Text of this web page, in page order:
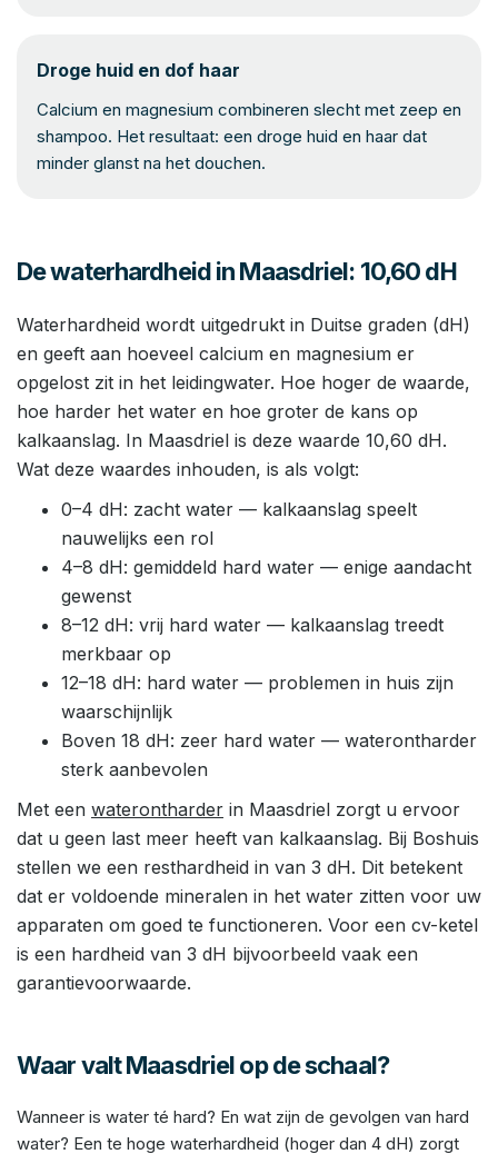
Droge huid en dof haar
Calcium en magnesium combineren slecht met zeep en
shampoo. Het resultaat: een droge huid en haar dat
minder glanst na het douchen.
De waterhardheid in Maasdriel: 10,60 dH
Waterhardheid wordt uitgedrukt in Duitse graden (dH)
en geeft aan hoeveel calcium en magnesium er
opgelost zit in het leidingwater. Hoe hoger de waarde,
hoe harder het water en hoe groter de kans op
kalkaanslag. In Maasdriel is deze waarde 10,60 dH.
Wat deze waardes inhouden, is als volgt:
0–4 dH: zacht water — kalkaanslag speelt
nauwelijks een rol
4–8 dH: gemiddeld hard water — enige aandacht
gewenst
8–12 dH: vrij hard water — kalkaanslag treedt
merkbaar op
12–18 dH: hard water — problemen in huis zijn
waarschijnlijk
Boven 18 dH: zeer hard water — waterontharder
sterk aanbevolen
Met een waterontharder in Maasdriel zorgt u ervoor
dat u geen last meer heeft van kalkaanslag. Bij Boshuis
stellen we een resthardheid in van 3 dH. Dit betekent
dat er voldoende mineralen in het water zitten voor uw
apparaten om goed te functioneren. Voor een cv-ketel
is een hardheid van 3 dH bijvoorbeeld vaak een
garantievoorwaarde.
Waar valt Maasdriel op de schaal?
Wanneer is water té hard? En wat zijn de gevolgen van hard
water? Een te hoge waterhardheid (hoger dan 4 dH) zorgt